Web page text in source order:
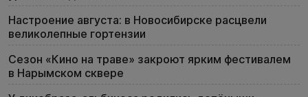
Настроение августа: в Новосибирске расцвели
великолепные гортензии
Сезон «Кино на траве» закроют ярким фестивалем
в Нарымском сквере